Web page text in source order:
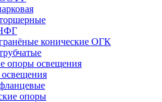
конические ОГК
опоры освещения
опоры